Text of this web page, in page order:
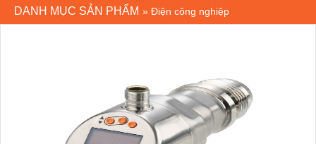
DANH MỤC SẢN PHẨM » Điện công nghiệp